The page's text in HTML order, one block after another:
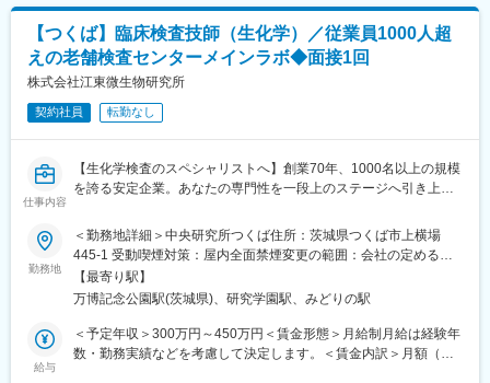
がしやすい環境です。
・有給取得率：71.9%(2024年度実績)
・女性だけでなく男性の育児休暇取得も推進
■当社について：
1979年に歯科用レセプトシステムのソフトウェアメーカーとして
カーです。全国の歯科医院数は約67,089件です（厚生労働省 医療
施設動態調査 2023年11月末概数）。大きなマーケットでご活躍
変更の範囲：会社の定める業務
確な診断を行うために欠かせない仕事です。直接患者様と接する
機会は少なくても、自分の仕事が地域医療や患者様の健康を支え
ている実感を得られます！
また、日々さまざまな部署と連携するため、コミュニケーション
力や事務スキルが磨くことができます！
■組織構成／教育体制
・中央研究所つくばの業務課には現在5名の社員が在籍しており、
日々分担して業務を行っています。
・入社時研修・OJTがあり、マニュアル完備で未経験の方も安心
も多数在籍し、先輩が丁寧に指導してくれます。
■就業環境
基本的には日勤のみで、週休2日制です。最短3か月で正社員を目
環境です！
【つくば】臨床検査技師（生化学）／従業員1000人超
えの老舗検査センターメインラボ◆面接1回
株式会社江東微生物研究所
契約社員 転勤なし
仕事内容
【生化学検査のスペシャリストへ】創業70年、1000名以上の規模
を誇る安定企業。あなたの専門性を一段上のステージへ引き上げ
がここにあります。
■業務概要
当社の中央研究所つくば（生化検査科）にて、臨床検査技師とし
て臨床検査業務全般を担当いただきます。関東・東北エリアの医
療機関から集まる多様な検体を一括して検査する当社のメインラ
ボで、日々さまざまな検査依頼に対応します。検体数や検査項目
勤務地
＜勤務地詳細＞中央研究所つくば住所：茨城県つくば市上横場
445-1 受動喫煙対策：屋内全面禁煙変更の範囲：会社の定める事
業所
【最寄り駅】
万博記念公園駅(茨城県)、研究学園駅、みどりの駅
給与
＜予定年収＞300万円～450万円＜賃金形態＞月給制月給は経験年
数・勤務実績などを考慮して決定します。＜賃金内訳＞月額（基